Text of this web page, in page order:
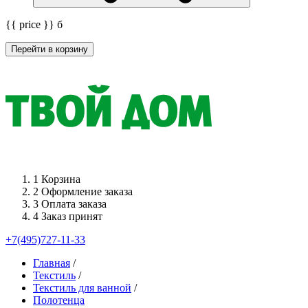
{{ price }} б
Перейти в корзину
1 Корзина
2 Оформление заказа
3 Оплата заказа
4 Заказ принят
+7(495)727-11-33
Главная /
Текстиль /
Текстиль для ванной /
Полотенца